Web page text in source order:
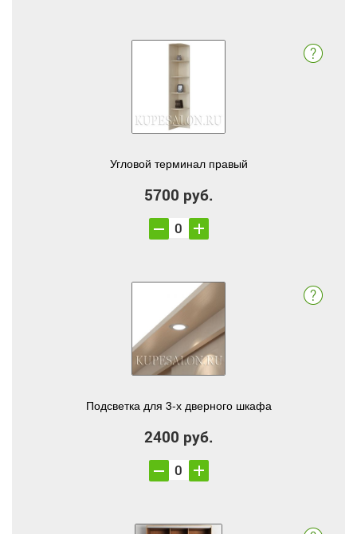
Угловой терминал правый
5700 руб.
Подсветка для 3-х дверного шкафа
2400 руб.